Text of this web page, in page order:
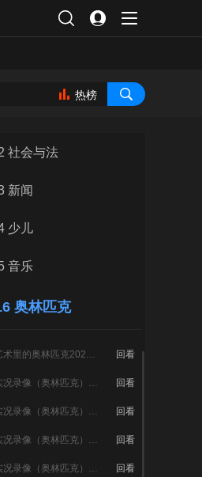
5G 产业+
央央好物
热榜
录
社会与法
新闻
少儿
音乐
奥林匹克
艺术里的奥林匹克2026-27 回看
实况录像（奥林匹克）-2025/2026欧洲篮球联赛季后赛 巴伦西亚-帕纳辛纳科斯 第五场 录播 4K 回看
实况录像（奥林匹克）-精品赛事记录-2026年射箭世界杯墨西哥站 中国队金牌2（4K） 回看
实况录像（奥林匹克）-2025/2026赛季中国男子篮球职业联赛 1/4决赛 第三场1 回看
实况录像（奥林匹克）-2026年世界室内田径锦标赛 25分钟版 回看